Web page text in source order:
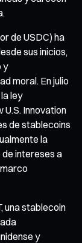
de USDC) ha
sus inicios,
y
moral. En julio
ley
U.S. Innovation
de stablecoins
la
intereses a
una stablecoin
y